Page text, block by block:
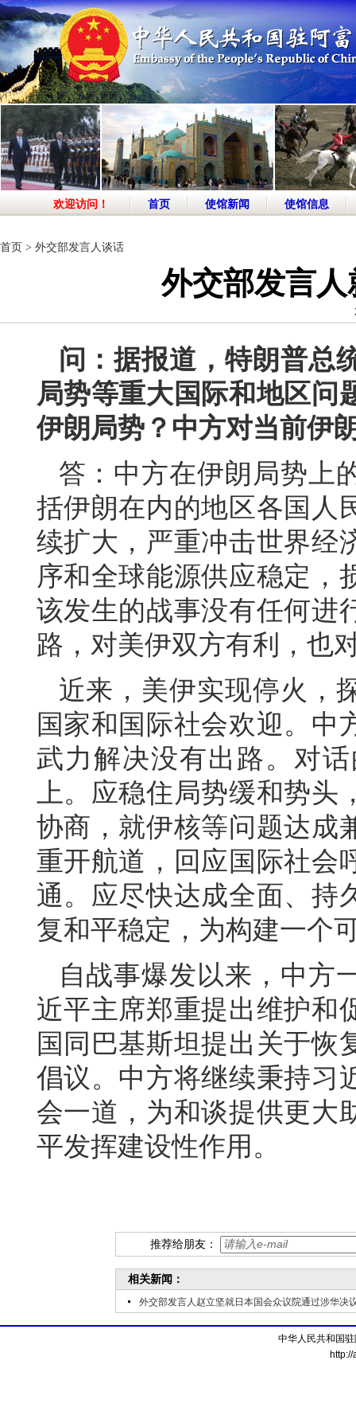
欢迎访问！ 首页 使馆新闻 使馆信息
首页 > 外交部发言人谈话
外交部发言
问：据报道，特朗普总
局势等重大国际和地区问
伊朗局势？中方对当前伊
答：中方在伊朗局势上
括伊朗在内的地区各国人
续扩大，严重冲击世界经
序和全球能源供应稳定，
该发生的战事没有任何进
路，对美伊双方有利，也
近来，美伊实现停火，
国家和国际社会欢迎。中
武力解决没有出路。对
上。应稳住局势缓和势
协商，就伊核等问题达成
重开航道，回应国际社会
通。应尽快达成全面、持
复和平稳定，为构建一个
自战事爆发以来，中方
近平主席郑重提出维护和
国同巴基斯坦提出关于恢
倡议。中方将继续秉持习
会一道，为和谈提供更大
平发挥建设性作用。
推荐给朋友：
相关新闻：
外交部发言人赵立坚就日本国会众议院通过涉华决
中华人民共和国